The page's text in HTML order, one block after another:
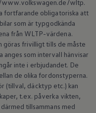
dig?
www.volkswagen.de/wltp.
fortfarande obligatoriska att
som är typgodkända
från WLTP-värdena.
göras frivilligt tills de måste
anges som intervall hänvisar
inte i erbjudandet. De
de olika fordonstyperna.
(tillval, däcktyp etc.) kan
t.ex. påverka vikten,
tillsammans med